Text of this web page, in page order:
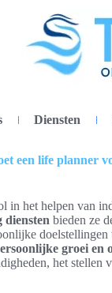
Diensten
een life planner
in het helpen van
diensten bieden ze
groei en
het